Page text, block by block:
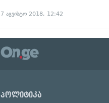
7 აგვისტო 2018, 12:42
პოლიტიკა